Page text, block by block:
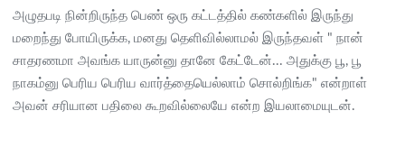
அழுதபடி நின்றிருந்த பெண் ஒரு கட்டத்தில் கண்களில் இருந்து
மறைந்து போயிருக்க, மனது தெளிவில்லாமல் இருந்தவள் " நான்
சாதரணமா அவங்க யாருன்னு தானே கேட்டேன்... அதுக்கு பூ, பூ
நாகம்னு பெரிய பெரிய வார்த்தையெல்லாம் சொல்றிங்க" என்றாள்
அவன் சரியான பதிலை கூறவில்லையே என்ற இயலாமையுடன்.